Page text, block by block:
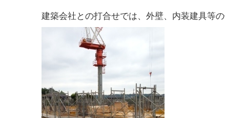
建築会社との打合せでは、外壁、内装建具等